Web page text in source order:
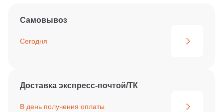
Самовывоз
Сегодня
Доставка экспресс-почтой/ТК
В день получения оплаты